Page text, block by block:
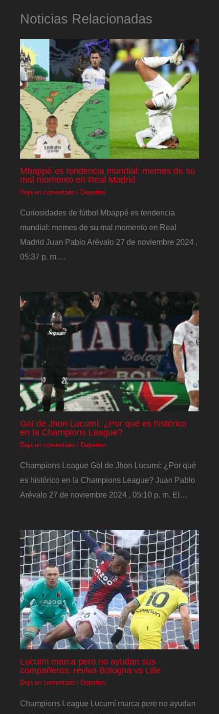
Noticias Relacionadas
Mbappé es tendencia mundial: memes de su
mal momento en Real Madrid
Deja un comentario / Deportes
Curiosidades de fútbol Mbappé es tendencia
mundial: memes de su mal momento en Real
Madrid Juan Pablo Arévalo 27 de noviembre 2024 ,
05:37 p. m.…
Gol de Jhon Lucumí: ¿Por qué es histórico
en la Champions League?
Deja un comentario / Deportes
Champions League Gol de Jhon Lucumí: ¿Por qué
es histórico en la Champions League? Juan Pablo
Arévalo 27 de noviembre 2024 , 05:10 p. m. El…
Lucumí marca pero no ayudan sus
compañeros: reviva Bologna vs Lille
Deja un comentario / Deportes
Champions League Lucumí marca pero no ayudan